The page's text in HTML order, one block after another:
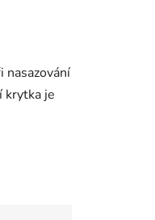
nasazování
krytka je